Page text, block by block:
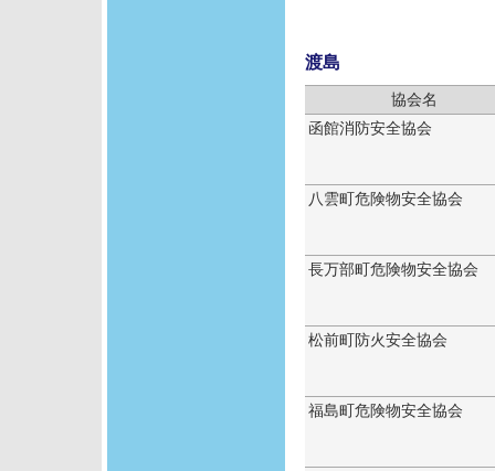
渡島
協会名
函館消防安全協会
八雲町危険物安全協会
長万部町危険物安全協会
松前町防火安全協会
福島町危険物安全協会